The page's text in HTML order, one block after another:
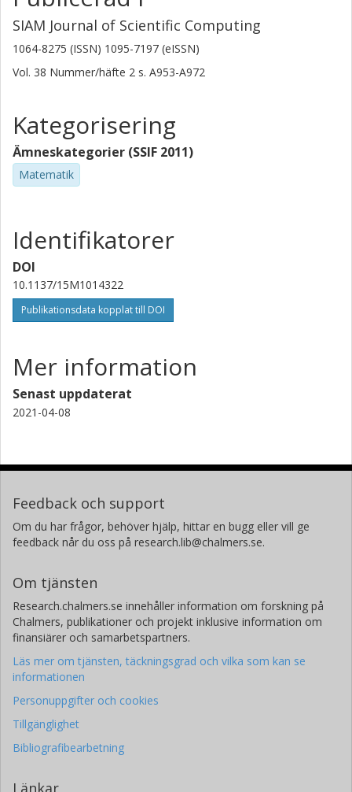
SIAM Journal of Scientific Computing
1064-8275 (ISSN) 1095-7197 (eISSN)
Vol. 38 Nummer/häfte 2 s. A953-A972
Kategorisering
Ämneskategorier (SSIF 2011)
Matematik
Identifikatorer
DOI
10.1137/15M1014322
Publikationsdata kopplat till DOI
Mer information
Senast uppdaterat
2021-04-08
Feedback och support
Om du har frågor, behöver hjälp, hittar en bugg eller vill ge
feedback når du oss på research.lib@chalmers.se.
Om tjänsten
Research.chalmers.se innehåller information om forskning på
Chalmers, publikationer och projekt inklusive information om
finansiärer och samarbetspartners.
Läs mer om tjänsten, täckningsgrad och vilka som kan se
informationen
Personuppgifter och cookies
Tillgänglighet
Bibliografibearbetning
Länkar